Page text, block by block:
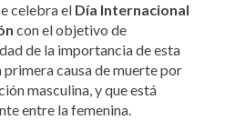
celebra el Día Internacional
con el objetivo de
de la importancia de esta
primera causa de muerte por
masculina, y que está
entre la femenina.